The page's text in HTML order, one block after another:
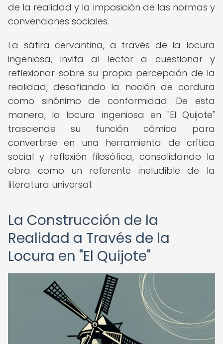
de la realidad y la imposición de las normas y
convenciones sociales.
La sátira cervantina, a través de la locura
ingeniosa, invita al lector a cuestionar y
reflexionar sobre su propia percepción de la
realidad, desafiando la noción de cordura
como sinónimo de conformidad. De esta
manera, la locura ingeniosa en "El Quijote"
trasciende su función cómica para
convertirse en una herramienta de crítica
social y reflexión filosófica, consolidando la
obra como un referente ineludible de la
literatura universal.
La Construcción de la
Realidad a Través de la
Locura en "El Quijote"